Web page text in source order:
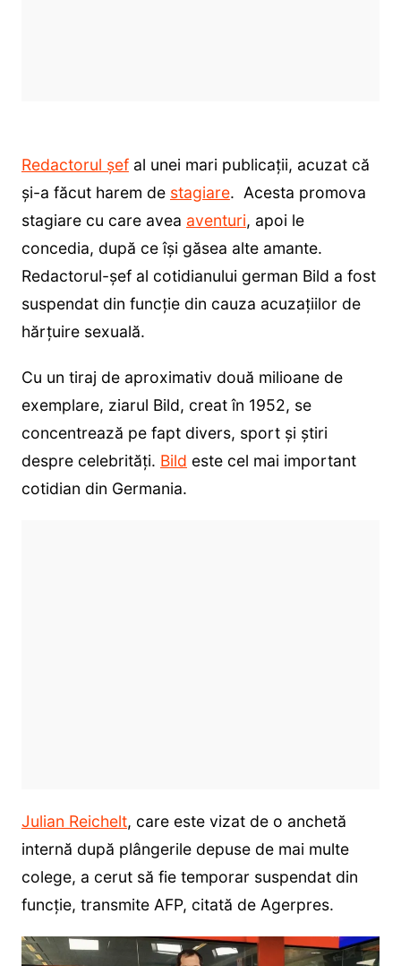
Redactorul șefal unei mari publicații, acuzat că
și-a făcut harem de stagiare. Acesta promova
stagiare cu care avea aventuri, apoi le
concedia, după ce își găsea alte amante.
Redactorul-șef al cotidianului german Bild a fost
suspendat din funcție din cauza acuzațiilor de
hărțuire sexuală.
Cu un tiraj de aproximativ două milioane de
exemplare, ziarul Bild, creat în 1952, se
concentrează pe fapt divers, sport şi ştiri
despre celebrităţi. Bild este cel mai important
cotidian din Germania.
Julian Reichelt, care este vizat de o anchetă
internă după plângerile depuse de mai multe
colege, a cerut să fie temporar suspendat din
funcţie, transmite AFP, citată de Agerpres.